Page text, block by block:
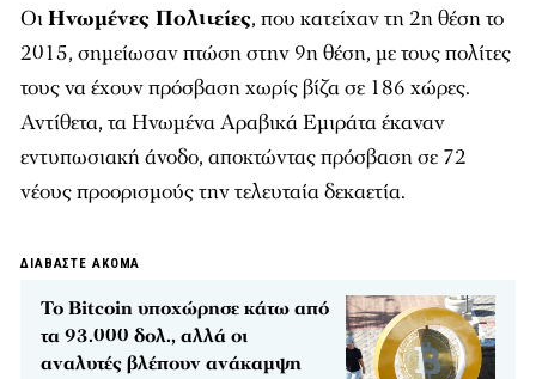
ΟιΗνωμένες Πολιτείες, που κατείχαν τη 2η θέση το
2015, σημείωσαν πτώση στην 9η θέση, με τους πολίτες
τους να έχουν πρόσβαση χωρίς βίζα σε 186 χώρες.
Αντίθετα, τα Ηνωμένα Αραβικά Εμιράτα έκαναν
εντυπωσιακή άνοδο, αποκτώντας πρόσβαση σε 72
νέους προορισμούς την τελευταία δεκαετία.
ΔΙΑΒΑΣΤΕ ΑΚΟΜΑ
Το Bitcoin υποχώρησε κάτω από
τα 93.000 δολ., αλλά οι
αναλυτές βλέπουν ανάκαμψη